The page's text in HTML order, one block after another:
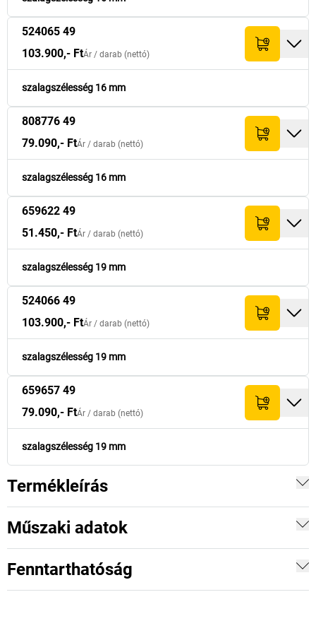
524065 49
103.900,- FtÁr / darab (nettó)
szalagszélesség 16 mm
808776 49
79.090,- FtÁr / darab (nettó)
szalagszélesség 16 mm
659622 49
51.450,- FtÁr / darab (nettó)
szalagszélesség 19 mm
524066 49
103.900,- FtÁr / darab (nettó)
szalagszélesség 19 mm
659657 49
79.090,- FtÁr / darab (nettó)
szalagszélesség 19 mm
Termékleírás
Műszaki adatok
Fenntarthatóság